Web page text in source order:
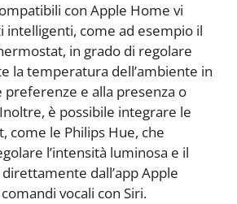
con Apple Home vi
intelligenti, come ad esempio il
in grado di regolare
la temperatura dell’ambiente in
preferenze e alla presenza o
è possibile integrare le
come le Philips Hue, che
l’intensità luminosa e il
dall’app Apple
vocali con Siri.